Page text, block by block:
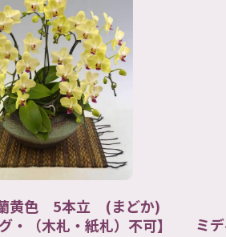
か)
】
ミディ胡蝶蘭ファースト